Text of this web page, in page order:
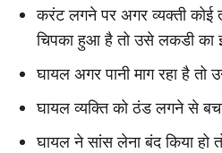
करंट लगने पर अगर व्यक्ती कोई
चिपका हुआ है तो उसे लकडी
घायल अगर पानी माग रहा है तो
घायल व्यक्ति को ठंड लगने से
घायल ने सांस लेना बंद किया हो